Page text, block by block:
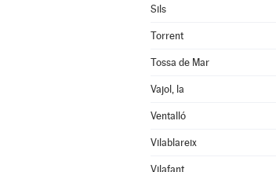
Sils
Torrent
Tossa de Mar
Vajol, la
Ventalló
Vilablareix
Vilafant